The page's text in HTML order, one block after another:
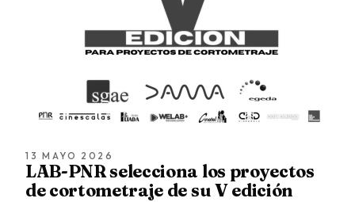
13 MAYO 2026
LAB-PNR selecciona los proyectos
de cortometraje de su V edición